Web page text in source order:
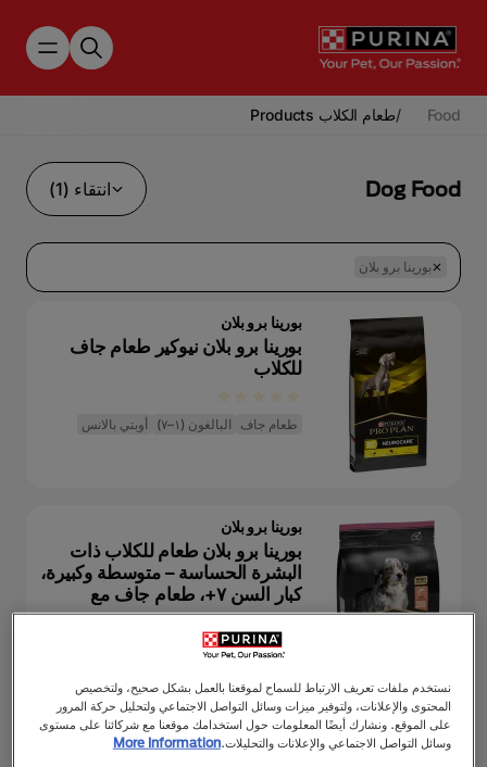
Food
/طعام الكلاب Products
Dog Food انتقاء (1)
بورينا برو بلان
بورينا برو بلان
بورينا برو بلان نيوكير طعام جاف
للكلاب
طعام جاف البالغون (١–٧) أوبتي بالانس
بورينا برو بلان
بورينا برو بلان طعام للكلاب ذات
البشرة الحساسة – متوسطة وكبيرة،
كبار السن ٧+، طعام جاف مع
سلمون
طعام جاف بالغ (من 1 الي 7 سنوات)
بورينا برو بلان
بورينا برو بلان إيج ديفينس للكلاب
نستخدم ملفات تعريف الارتباط للسماح لموقعنا بالعمل بشكل صحيح، ولتخصيص
المحتوى والإعلانات، ولتوفير ميزات وسائل التواصل الاجتماعي ولتحليل حركة المرور
على الموقع. ونشارك أيضًا المعلومات حول استخدامك موقعنا مع شركائنا على مستوى
وسائل التواصل الاجتماعي والإعلانات والتحليلات.More Information